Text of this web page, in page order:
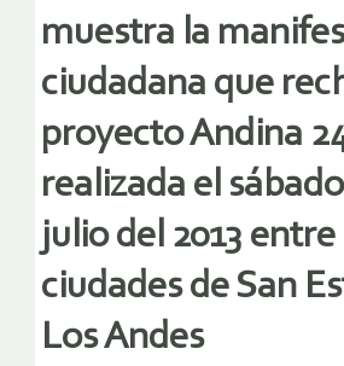
muestra la
ciudadana que
proyecto Andina
realizada el
julio del 2013 entre
ciudades de San
Los Andes